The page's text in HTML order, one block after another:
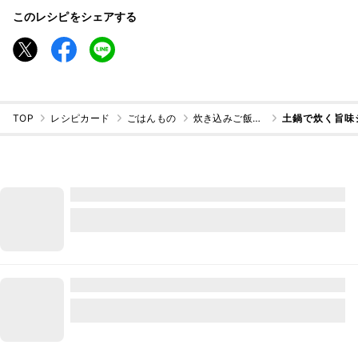
このレシピをシェアする
TOP レシピカード ごはんもの 炊き込みご飯・混ぜご飯 土鍋で炊く旨